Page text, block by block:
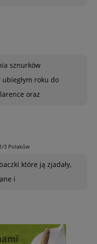
sznurków
roku do
oraz
3 Polaków
które ją zjadały,
i